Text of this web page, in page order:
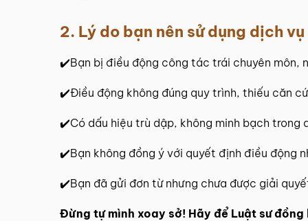
2. Lý do bạn nên sử dụng dịch
✔️Bạn bị điều động công tác trái chuyên môn,
✔️Điều động không đúng quy trình, thiếu căn
✔️Có dấu hiệu trù dập, không minh bạch trong
✔️Bạn không đồng ý với quyết định điều động
✔️Bạn đã gửi đơn từ nhưng chưa được giải
Đừng tự mình xoay sở! Hãy để Luật sư đồng